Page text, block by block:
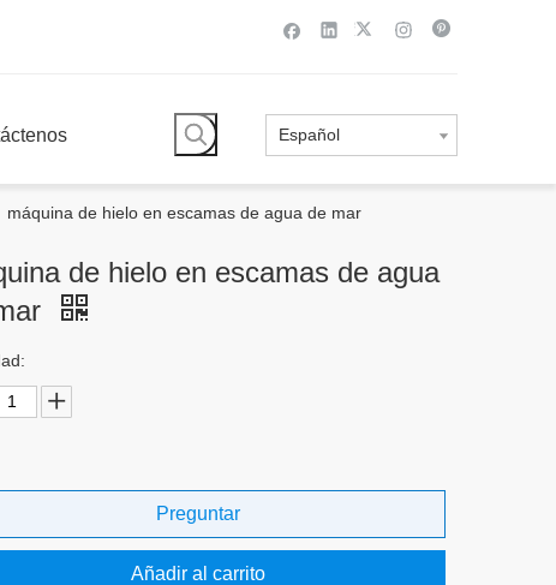
Español
máquina de hielo en escamas de agua de mar
de hielo en escamas de agua
Preguntar
Añadir al carrito